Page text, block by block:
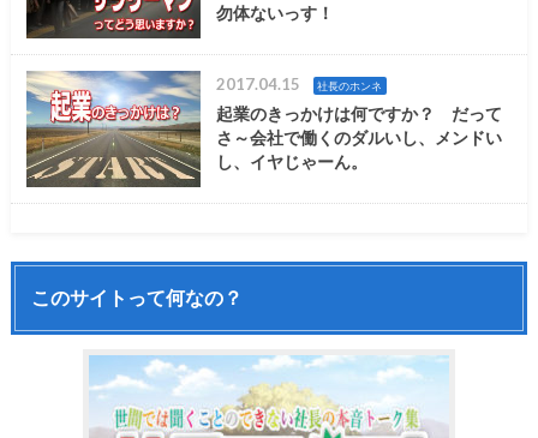
勿体ないっす！
2017.04.15 社長のホンネ
起業のきっかけは何ですか？ だって
さ～会社で働くのダルいし、メンドい
し、イヤじゃーん。
このサイトって何なの？